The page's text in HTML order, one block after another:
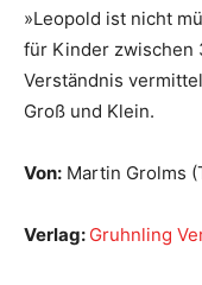
»Leopold ist nicht
für Kinder zwischen
Verständnis
Groß und Klein.
Von: Martin Grolms
Verlag: Gruhnling